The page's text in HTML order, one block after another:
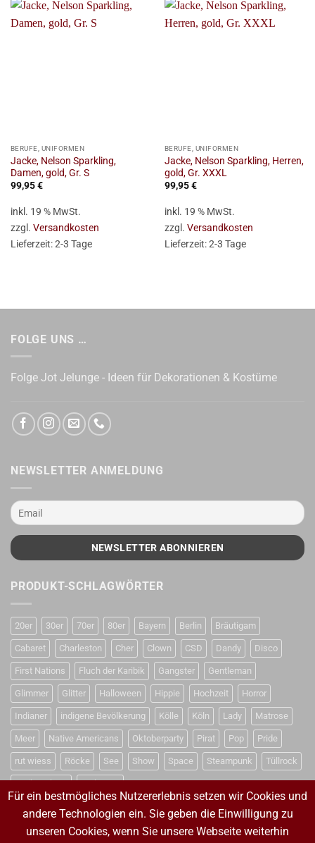
BERUFE, UNIFORMEN
Jacke, Nelson Sparkling,
Damen, gold, Gr. S
99,95€
inkl. 19 % MwSt.
zzgl. Versandkosten
Lieferzeit:2-3 Tage
BERUFE, UNIFORMEN
Jacke, Nelson Sparkling, Herren,
gold, Gr. XXXL
99,95€
inkl. 19 % MwSt.
zzgl. Versandkosten
Lieferzeit:2-3 Tage
FOLGE UNS …
Folge Jot Jelunge - Ideen für Dekorationen & Kostüme
NEWSLETTER ANMELDUNG
PRODUKT-SCHLAGWÖRTER
20er 30er 70er 80er Bayern Berlin Bräutigam
Cabaret Charleston Cher Clown CSD Dandy Disco
First Nations Fluch der Karibik Gangster Gentleman
Glimmer Glitter Halloween Hippie Hochzeit Horror
Indianer indigene Bevölkerung Kölle Köln Lady Matrose
Meer Native Americans Oktoberparty Pirat Pop Pride
rut wiess Röcke See Show Space Steampunk Tüllrock
Weihnachten Weltraum
VERTRAG WIDERRUFEN
Für ein bestmögliches Nutzererlebnis setzen wir Cookies und
andere Technologien ein. Sie geben die Einwilligung zu
unseren Cookies, wenn Sie unsere Webseite weiterhin